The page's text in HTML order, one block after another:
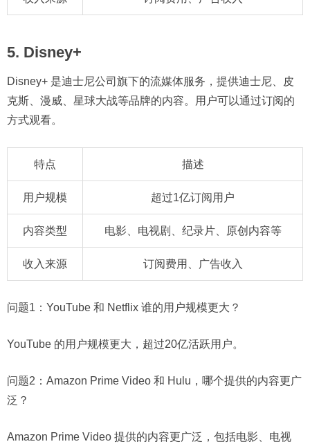
5. Disney+
Disney+ 是迪士尼公司旗下的流媒体服务，提供迪士尼、皮
克斯、漫威、星球大战等品牌的内容。用户可以通过订阅的
方式观看。
特点 描述
用户规模 超过1亿订阅用户
内容类型 电影、电视剧、纪录片、原创内容等
收入来源 订阅费用、广告收入
问题1： YouTube 和 Netflix 谁的用户规模更大？
YouTube 的用户规模更大，超过20亿活跃用户。
问题2： Amazon Prime Video 和 Hulu，哪个提供的内容更广
泛？
Amazon Prime Video 提供的内容更广泛，包括电影、电视